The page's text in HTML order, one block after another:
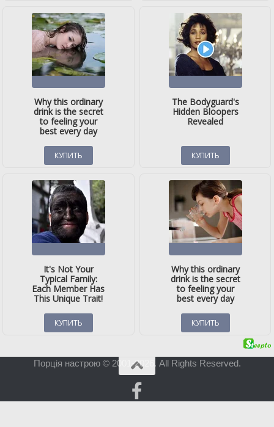
Порція настрою © 2001-2026. All Rights Reserved.